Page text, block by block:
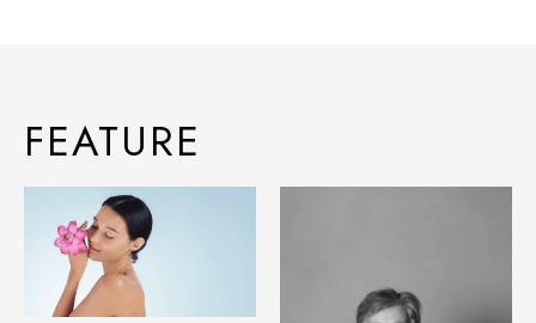
FEATURE